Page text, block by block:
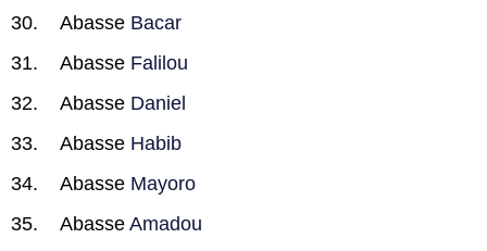
Abasse Bacar
Abasse Falilou
Abasse Daniel
Abasse Habib
Abasse Mayoro
Abasse Amadou